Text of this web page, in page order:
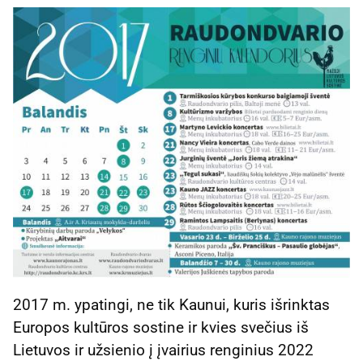
2017 m. ypatingi, ne tik Kaunui, kuris išrinktas
Europos kultūros sostine ir kvies svečius iš
Lietuvos ir užsienio į įvairius renginius 2022